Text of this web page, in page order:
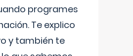
programes
Te explico
y también te